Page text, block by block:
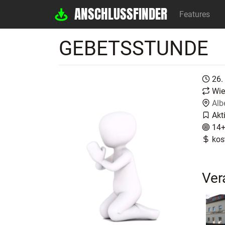
ANSCHLUSSFINDER Features
GEBETSSTUNDE
26.
14+